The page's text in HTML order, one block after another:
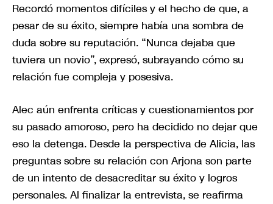
Recordó momentos difíciles y el hecho de que, a
pesar de su éxito, siempre había una sombra de
duda sobre su reputación. “Nunca dejaba que
tuviera un novio”, expresó, subrayando cómo su
relación fue compleja y posesiva.
Alec aún enfrenta críticas y cuestionamientos por
su pasado amoroso, pero ha decidido no dejar que
eso la detenga. Desde la perspectiva de Alicia, las
preguntas sobre su relación con Arjona son parte
de un intento de desacreditar su éxito y logros
personales. Al finalizar la entrevista, se reafirma